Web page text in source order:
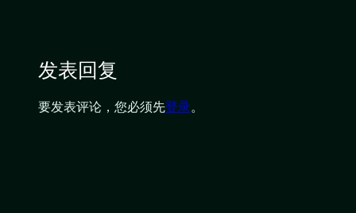
发表回复
要发表评论，您必须先登录。